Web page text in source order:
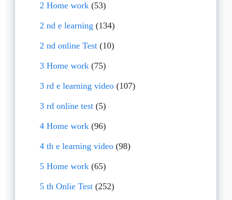
2 Home work(53)
2 nd e learning (134)
2 nd online Test(10)
3 Home work(75)
3 rd e learning video(107)
3 rd online test(5)
4 Home work(96)
4 th e learning video(98)
5 Home work(65)
5 th Onlie Test(252)